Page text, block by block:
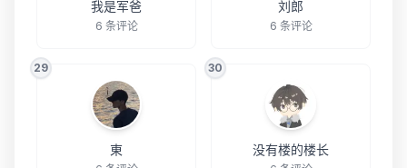
我是军爸
6 条评论
刘郎
6 条评论
29
東
30
没有楼的楼长